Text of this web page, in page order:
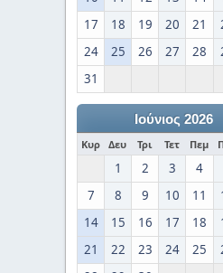
17
18 19 20 21
24
25 26 27 28
31
Ιούνιος 2026
Κυρ Δευ Τρι Τετ Πεμ
1 2 3 4
7
8 9 10 11
14
15 16 17 18
21
22 23 24 25